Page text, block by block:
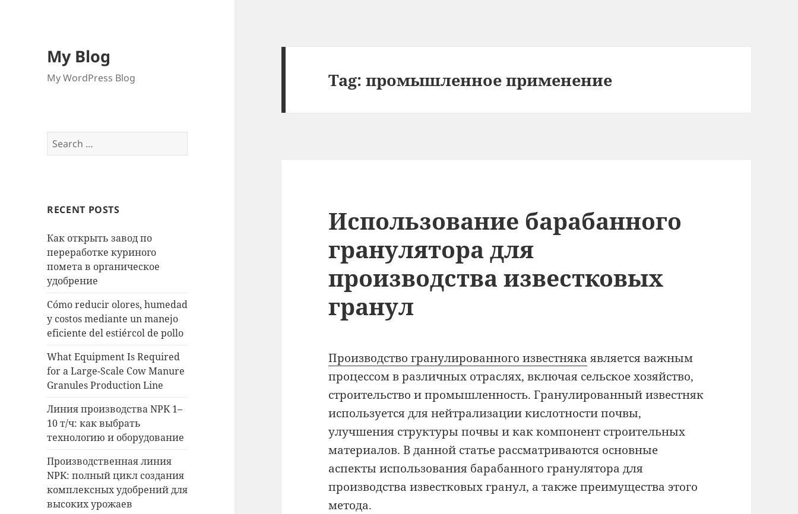
My Blog
My WordPress Blog
Search
for:
RECENT POSTS
Как открыть завод по
переработке куриного
помета в органическое
удобрение
Cómo reducir olores, humedad
y costos mediante un manejo
eficiente del estiércol de pollo
What Equipment Is Required
for a Large-Scale Cow Manure
Granules Production Line
Линия производства NPK 1–
10 т/ч: как выбрать
технологию и оборудование
Производственная линия
NPK: полный цикл создания
комплексных удобрений для
высоких урожаев
Tag:промышленное применение
Использование барабанного
гранулятора для
производства известковых
гранул
Производство гранулированного известняка является важным
процессом в различных отраслях, включая сельское хозяйство,
строительство и промышленность. Гранулированный известняк
используется для нейтрализации кислотности почвы,
улучшения структуры почвы и как компонент строительных
материалов. В данной статье рассматриваются основные
аспекты использования барабанного гранулятора для
производства известковых гранул, а также преимущества этого
метода.